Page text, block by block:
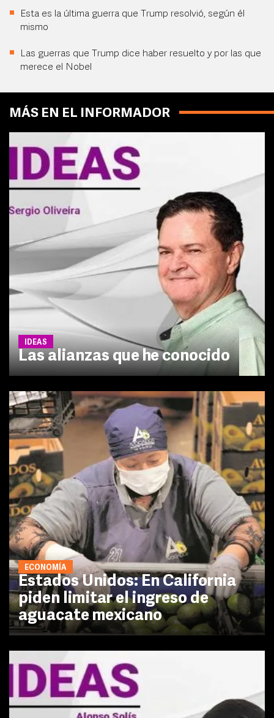
Esta es la última guerra que Trump resolvió, según él
mismo
Las guerras que Trump dice haber resuelto y por las que
merece el Nobel
MÁS EN EL INFORMADOR
IDEAS
Las alianzas que he conocido
ECONOMÍA
Estados Unidos: En California
piden limitar el ingreso de
aguacate mexicano